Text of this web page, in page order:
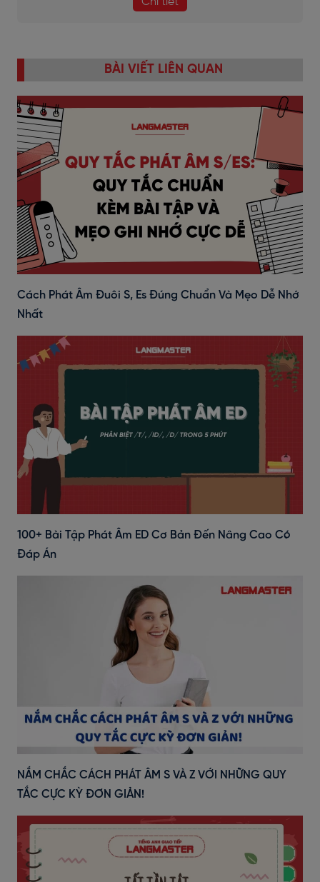
BÀI VIẾT LIÊN QUAN
Cách Phát Âm Đuôi S, Es Đúng Chuẩn Và Mẹo Dễ Nhớ
Nhất
100+ Bài Tập Phát Âm ED Cơ Bản Đến Nâng Cao Có
Đáp Án
NẮM CHẮC CÁCH PHÁT ÂM S VÀ Z VỚI NHỮNG QUY
TẮC CỰC KỲ ĐƠN GIẢN!